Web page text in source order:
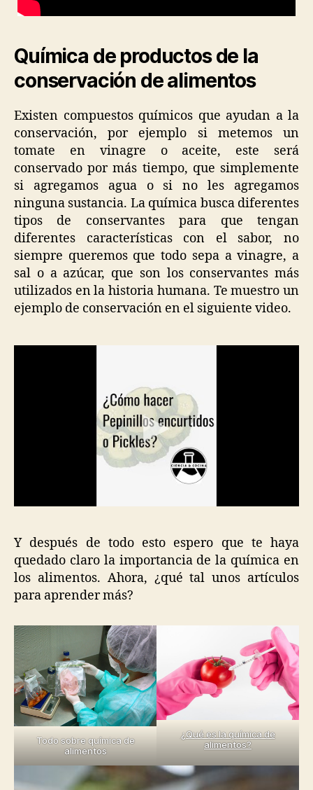
Química de productos de la
conservación de alimentos
Existen compuestos químicos que ayudan a la
conservación, por ejemplo si metemos un
tomate en vinagre o aceite, este será
conservado por más tiempo, que simplemente
si agregamos agua o si no les agregamos
ninguna sustancia. La química busca diferentes
tipos de conservantes para que tengan
diferentes características con el sabor, no
siempre queremos que todo sepa a vinagre, a
sal o a azúcar, que son los conservantes más
utilizados en la historia humana. Te muestro un
ejemplo de conservación en el siguiente video.
Y después de todo esto espero que te haya
quedado claro la importancia de la química en
los alimentos. Ahora, ¿qué tal unos artículos
para aprender más?
Todo sobre química de
alimentos
¿Qué es la química de
alimentos?